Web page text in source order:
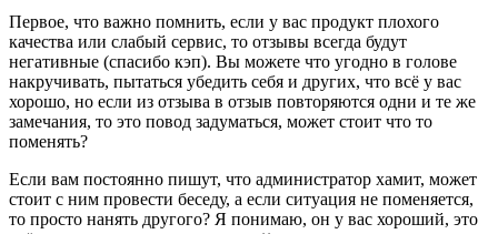
Первое, что важно помнить, если у вас продукт плохого
качества или слабый сервис, то отзывы всегда будут
негативные (спасибо кэп). Вы можете что угодно в голове
накручивать, пытаться убедить себя и других, что всё у вас
хорошо, но если из отзыва в отзыв повторяются одни и те же
замечания, то это повод задуматься, может стоит что то
поменять?
Если вам постоянно пишут, что администратор хамит, может
стоит с ним провести беседу, а если ситуация не поменяется,
то просто нанять другого? Я понимаю, он у вас хороший, это